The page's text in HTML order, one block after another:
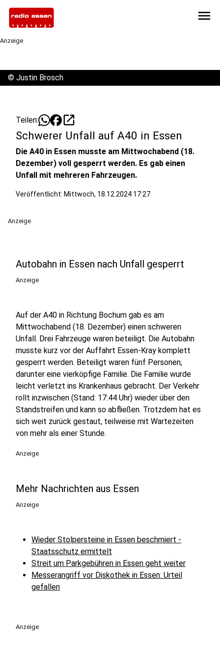
menu
Anzeige
© Justin Brosch
Teilen: open_in_new
Schwerer Unfall auf A40 in Essen
Die A40 in Essen musste am Mittwochabend (18.
Dezember) voll gesperrt werden. Es gab einen
Unfall mit mehreren Fahrzeugen.
Veröffentlicht: Mittwoch, 18.12.2024 17:27
Anzeige
Autobahn in Essen nach Unfall gesperrt
Anzeige
Auf der A40 in Richtung Bochum gab es am
Mittwochabend (18. Dezember) einen schweren
Unfall. Drei Fahrzeuge waren beteiligt. Die Autobahn
musste kurz vor der Auffahrt Essen-Kray komplett
gesperrt werden. Beteiligt waren fünf Personen,
darunter eine vierköpfige Familie. Die Familie wurde
leicht verletzt ins Krankenhaus gebracht. Der Verkehr
rollt inzwischen (Stand: 17:44 Uhr) wieder über den
Standstreifen und kann so abfließen. Trotzdem hat es
sich weit zurück gestaut, teilweise mit Wartezeiten
von mehr als einer Stunde.
Anzeige
Mehr Nachrichten aus Essen
Anzeige
Wieder Stolpersteine in Essen beschmiert -
Staatsschutz ermittelt
Streit um Parkgebühren in Essen geht weiter
Messerangriff vor Diskothek in Essen: Urteil
gefallen
Anzeige